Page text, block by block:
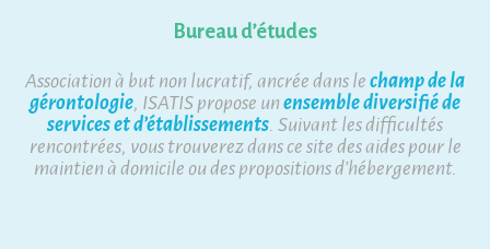
Bureau d’études
Association à but non lucratif, ancrée dans le champ de la
gérontologie, ISATIS propose un ensemble diversifié de
services et d’établissements. Suivant les difficultés
rencontrées, vous trouverez dans ce site des aides pour le
maintien à domicile ou des propositions d’hébergement.